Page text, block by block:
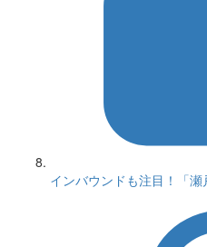
インバウンドも注目！「瀬